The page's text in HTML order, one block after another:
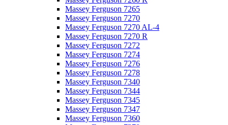
Massey Ferguson 7265
Massey Ferguson 7270
Massey Ferguson 7270 AL-4
Massey Ferguson 7270 R
Massey Ferguson 7272
Massey Ferguson 7274
Massey Ferguson 7276
Massey Ferguson 7278
Massey Ferguson 7340
Massey Ferguson 7344
Massey Ferguson 7345
Massey Ferguson 7347
Massey Ferguson 7360